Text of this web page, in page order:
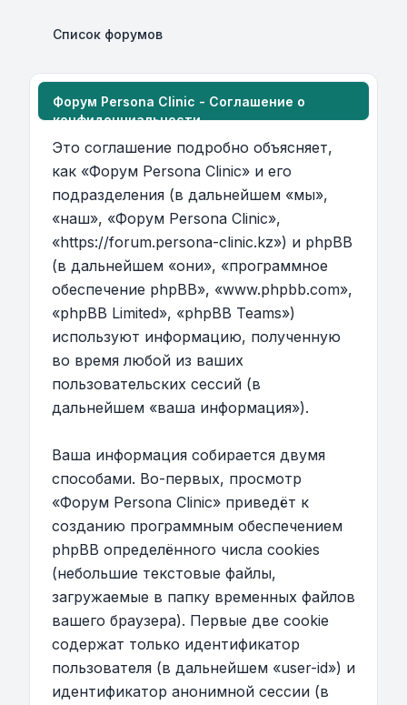
Список форумов
Форум Persona Clinic - Соглашение о
конфиденциальности
Это соглашение подробно объясняет,
как «Форум Persona Clinic» и его
подразделения (в дальнейшем «мы»,
«наш», «Форум Persona Clinic»,
«https://forum.persona-clinic.kz») и phpBB
(в дальнейшем «они», «программное
обеспечение phpBB», «www.phpbb.com»,
«phpBB Limited», «phpBB Teams»)
используют информацию, полученную
во время любой из ваших
пользовательских сессий (в
дальнейшем «ваша информация»).
Ваша информация собирается двумя
способами. Во-первых, просмотр
«Форум Persona Clinic» приведёт к
созданию программным обеспечением
phpBB определённого числа cookies
(небольшие текстовые файлы,
загружаемые в папку временных файлов
вашего браузера). Первые две cookie
содержат только идентификатор
пользователя (в дальнейшем «user-id») и
идентификатор анонимной сессии (в